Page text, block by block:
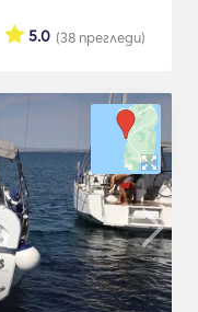
(38 прегледи)
5.0